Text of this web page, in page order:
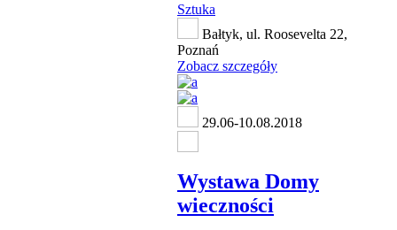
Sztuka
Bałtyk, ul. Roosevelta 22,
Poznań
Zobacz szczegóły
29.06-10.08.2018
Wystawa Domy
wieczności